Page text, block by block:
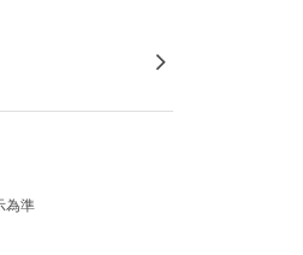
為準